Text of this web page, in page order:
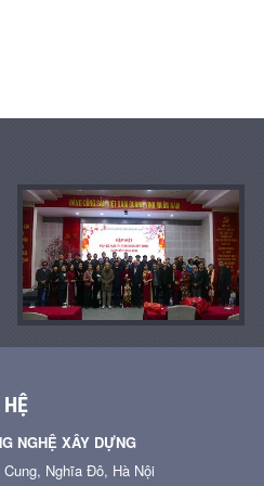
NGHỆ XÂY DỰNG
Nghĩa Đô, Hà Nội